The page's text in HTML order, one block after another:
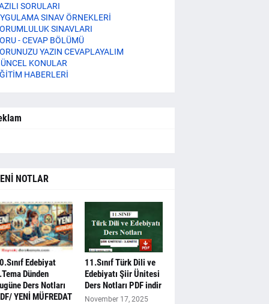
SORULARI
SINAV ÖRNEKLERİ
SINAVLARI
- CEVAP BÖLÜMÜ
YAZIN CEVAPLAYALIM
KONULAR
HABERLERİ
NOTLAR
Edebiyat
Dünden
Ders Notları
YENİ MÜFREDAT
11.Sınıf Türk Dili ve
Edebiyatı Şiir Ünitesi
Ders Notları PDF indir
November 17, 2025